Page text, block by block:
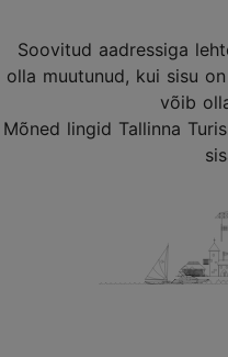
Soovitud aadressiga
olla muutunud, kui sisu
võib
Mõned lingid Tallinna